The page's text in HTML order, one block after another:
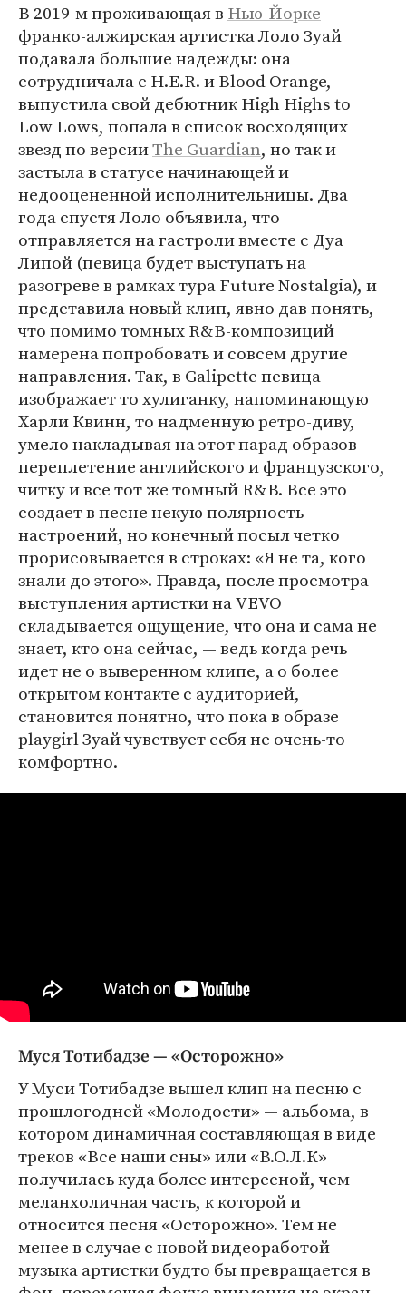
В 2019-м проживающая в Нью-Йорке
франко-алжирская артистка Лоло Зуай
подавала большие надежды: она
сотрудничала с H.E.R. и Blood Orange,
выпустила свой дебютник High Highs to
Low Lows, попала в список восходящих
звезд по версииThe Guardian, но так и
застыла в статусе начинающей и
недооцененной исполнительницы. Два
года спустя Лоло объявила, что
отправляется на гастроли вместе с Дуа
Липой (певица будет выступать на
разогреве в рамках тура Future Nostalgia), и
представила новый клип, явно дав понять,
что помимо томных R&B-композиций
намерена попробовать и совсем другие
направления. Так, в Galipette певица
изображает то хулиганку, напоминающую
Харли Квинн, то надменную ретро-диву,
умело накладывая на этот парад образов
переплетение английского и французского,
читку и все тот же томный R&B. Все это
создает в песне некую полярность
настроений, но конечный посыл четко
прорисовывается в строках: «Я не та, кого
знали до этого». Правда, после просмотра
выступления артистки на VEVO
складывается ощущение, что она и сама не
знает, кто она сейчас, — ведь когда речь
идет не о выверенном клипе, а о более
открытом контакте с аудиторией,
становится понятно, что пока в образе
playgirl Зуай чувствует себя не очень-то
комфортно.
Муся Тотибадзе — «Осторожно»
У Муси Тотибадзе вышел клип на песню с
прошлогодней «Молодости» — альбома, в
котором динамичная составляющая в виде
треков «Все наши сны» или «В.О.Л.К»
получилась куда более интересной, чем
меланхоличная часть, к которой и
относится песня «Осторожно». Тем не
менее в случае с новой видеоработой
музыка артистки будто бы превращается в